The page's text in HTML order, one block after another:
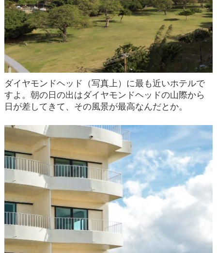
ダイヤモンドヘッド（写真上）に最も近いホテルで
すよ。朝の日の出はダイヤモンドヘッドの山際から
日が差してきて、その風景が最高なんだとか。